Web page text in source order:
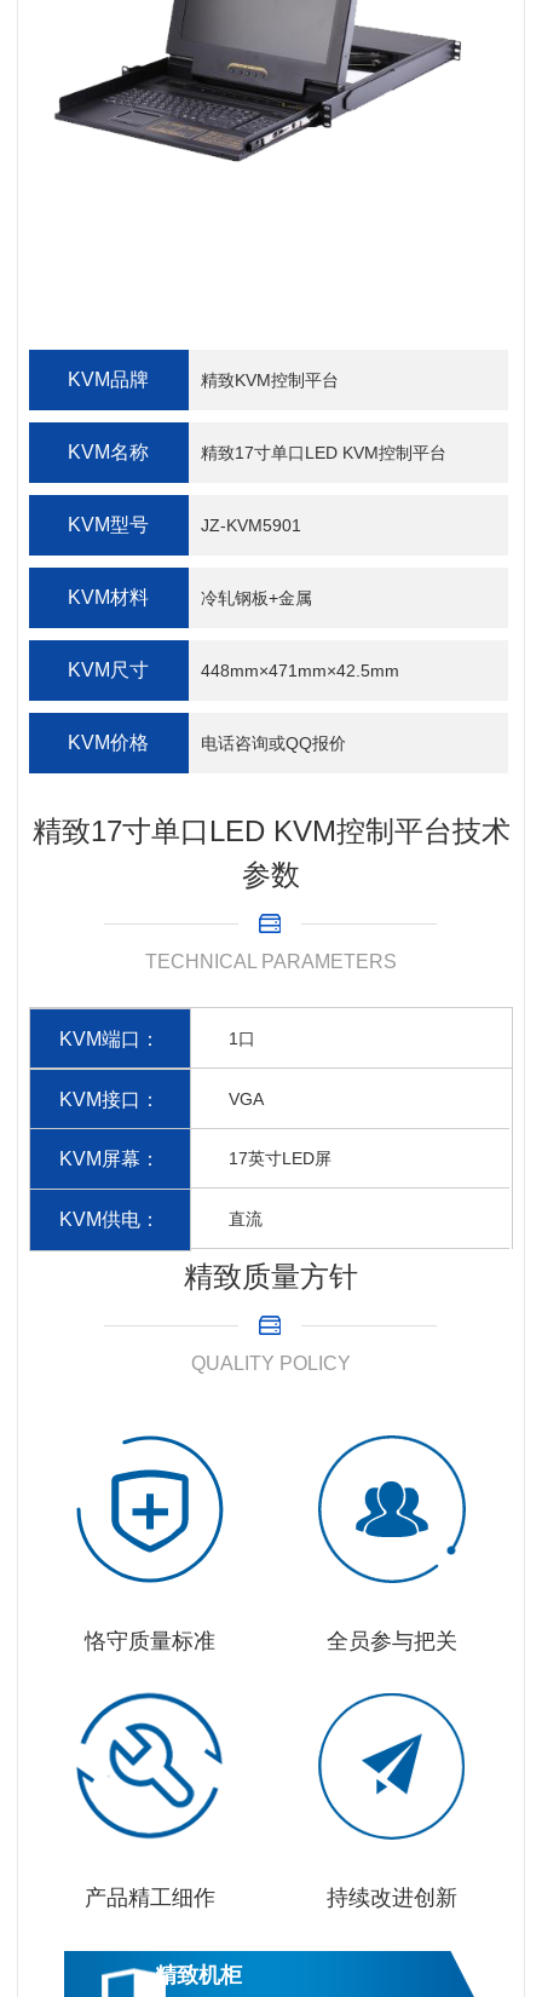
KVM品牌 精致KVM控制平台
KVM名称 精致17寸单口LED KVM控制平台
KVM型号 JZ-KVM5901
KVM材料 冷轧钢板+金属
KVM尺寸 448mm×471mm×42.5mm
KVM价格 电话咨询或QQ报价
精致17寸单口LED KVM控制平台技术
参数
TECHNICAL PARAMETERS
KVM端口： 1口
KVM接口： VGA
KVM屏幕： 17英寸LED屏
KVM供电： 直流
精致质量方针
QUALITY POLICY
恪守质量标准 全员参与把关
产品精工细作 持续改进创新
精致机柜